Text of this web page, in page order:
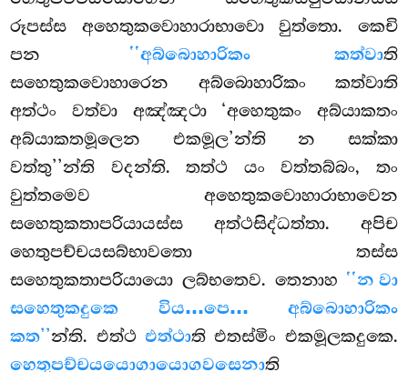
රූපස්ස අහෙතුකවොහාරාභාවො වුත්තො. කෙචි
පන ‘‘අබ්බොහාරිකං කත්වාති
සහෙතුකවොහාරෙන අබ්බොහාරිකං කත්වාති
අත්ථං වත්වා අඤ්ඤථා ‘අහෙතුකං අබ්යාකතං
අබ්යාකතමූලෙන එකමූල’න්ති න සක්කා
වත්තු’’න්ති වදන්ති. තත්ථ යං වත්තබ්බං, තං
වුත්තමෙව අහෙතුකවොහාරාභාවෙන
සහෙතුකතාපරියායස්ස අත්ථසිද්ධත්තා. අපිච
හෙතුපච්චයසබ්භාවතො තස්ස
සහෙතුකතාපරියායො ලබ්භතෙව. තෙනාහ ‘‘න වා
සහෙතුකදුකෙ විය…පෙ… අබ්බොහාරිකං
කත’’න්ති. එත්ථ එත්ථාති එතස්මිං එකමූලකදුකෙ.
හෙතුපච්චයයොගායොගවසෙනාති